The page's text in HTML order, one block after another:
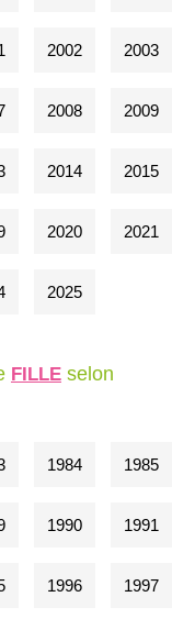
2002 2003
2008 2009
2014 2015
2020 2021
2025
FILLEselon
1984 1985
1990 1991
1996 1997